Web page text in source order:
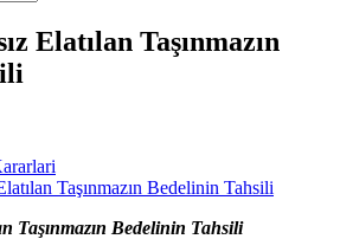
Elatılan Taşınmazın
Taşınmazın Bedelinin Tahsili
Taşınmazın Bedelinin Tahsili